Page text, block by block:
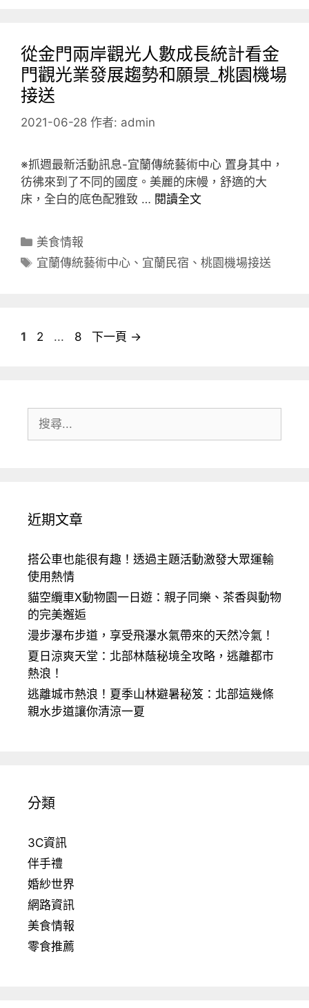
從金門兩岸觀光人數成長統計看金
門觀光業發展趨勢和願景_桃園機場
接送
2021-06-28 作者: admin
※抓週最新活動訊息-宜蘭傳統藝術中心 置身其中，
彷彿來到了不同的國度。美麗的床幔，舒適的大
床，全白的底色配雅致 … 閱讀全文
分
類
美食情報
標
宜蘭傳統藝術中心 、 宜蘭民宿 、桃園機場接送
頁
1
頁
2 ...
頁
8 下一頁 →
尋:
近期文章
搭公車也能很有趣！透過主題活動激發大眾運輸
使用熱情
貓空纜車X動物園一日遊：親子同樂、茶香與動物
的完美邂逅
漫步瀑布步道，享受飛瀑水氣帶來的天然冷氣！
夏日涼爽天堂：北部林蔭秘境全攻略，逃離都市
熱浪！
逃離城市熱浪！夏季山林避暑秘笈：北部這幾條
親水步道讓你清涼一夏
分類
3C資訊
伴手禮
婚紗世界
網路資訊
美食情報
零食推薦